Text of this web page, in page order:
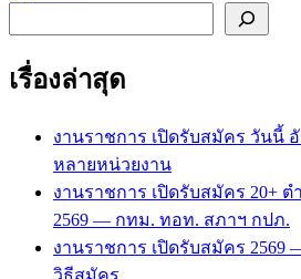
เรื่องล่าสุด
งานราชการ เปิดรับสมัคร วันนี้ อั
หลายหน่วยงาน
งานราชการ เปิดรับสมัคร 20+ ต
2569 — กทม. ทอท. สภาฯ กปภ.
งานราชการ เปิดรับสมัคร